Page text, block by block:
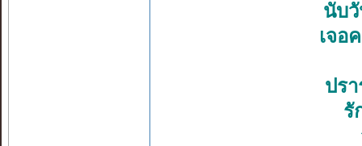
นับ
เจอ
ปร
รั